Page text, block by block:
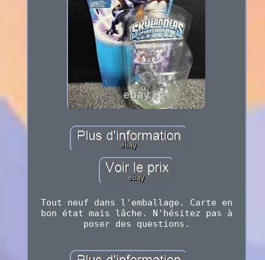
Tout neuf dans l'emballage. Carte en
bon état mais lâche. N'hésitez pas à
poser des questions.